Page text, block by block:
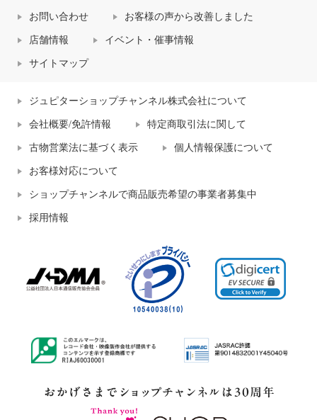
お問い合わせ お客様の声から改善しました
店舗情報 イベント・催事情報
サイトマップ
ジュピターショップチャンネル株式会社について
会社概要/免許情報 特定商取引法に関して
古物営業法に基づく表示 個人情報保護について
お客様対応について
ショップチャンネルで商品販売希望の事業者募集中
採用情報